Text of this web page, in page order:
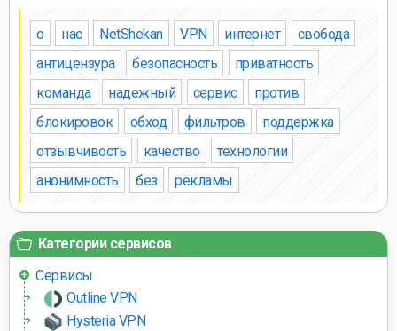
о нас NetShekan VPN интернет
свобода
антицензура
безопасность
приватность
команда
надежный сервис
против
блокировок
обход фильтров
поддержка
отзывчивость
качество
технологии
анонимность
без рекламы
Категории сервисов
Сервисы
Outline VPN
Hysteria VPN